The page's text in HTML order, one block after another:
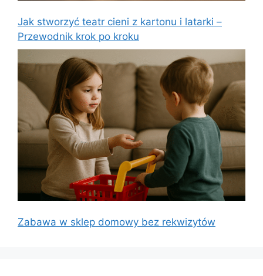
Jak stworzyć teatr cieni z kartonu i latarki –
Przewodnik krok po kroku
Zabawa w sklep domowy bez rekwizytów